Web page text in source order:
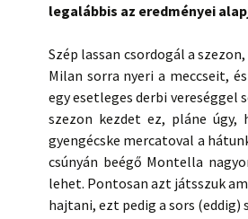
legalábbis az eredményei
Szép lassan csordogál a
Milan sorra nyeri a meccseit,
egy esetleges derbi vereséggel
szezon kezdet ez, pláne
gyengécske mercatoval a
csúnyán beégő Montella
lehet. Pontosan azt játsszuk
hajtani, ezt pedig a sors